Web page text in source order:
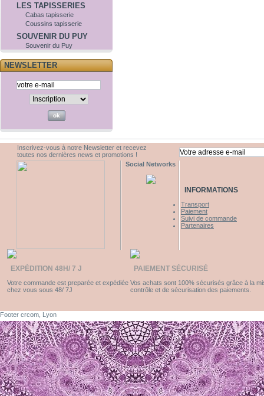
LES TAPISSERIES
Cabas tapisserie
Coussins tapisserie
SOUVENIR DU PUY
Souvenir du Puy
NEWSLETTER
Inscrivez-vous à notre Newsletter et recevez
toutes nos dernières news et promotions !
Social Networks
INFORMATIONS
Transport
Paiement
Suivi de commande
Partenaires
EXPÉDITION 48H/ 7 J
Votre commande est preparée et expédiée
chez vous sous 48/ 7J
PAIEMENT SÉCURISÉ
Vos achats sont 100% sécurisés grâce à la
contrôle et de sécurisation des paiements.
Footer crcom, Lyon